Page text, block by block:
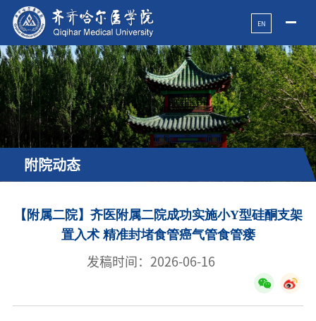
EN
附院动态
【附属二院】齐医附属二院成功实施小Y型硅酮支架
置入术 精准封堵食管癌气管食管瘘
发稿时间：2026-06-16